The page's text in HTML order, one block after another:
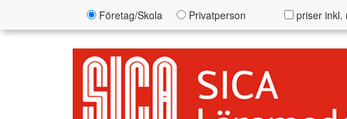
Företag/Skola Privatperson priser inkl.